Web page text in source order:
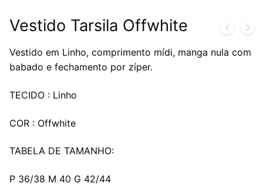
Vestido Tarsila Offwhite
Vestido em Linho, comprimento mídi, manga nula com
babado e fechamento por zíper.
TECIDO : Linho
COR : Offwhite
TABELA DE TAMANHO:
P 36/38 M 40 G 42/44